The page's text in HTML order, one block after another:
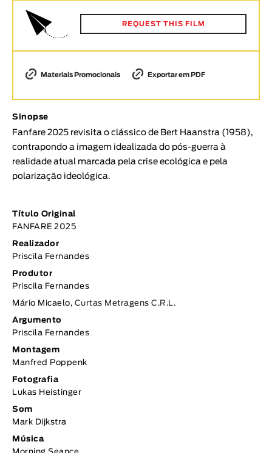
Animar
DURAÇÃO
GÉNERO
Ficção
Animação
Experimental
Documentário
Tópicos selecionados
REQUEST THIS FILM
Materiais Promocionais Exportar em PDF
Sinopse
Fanfare 2025 revisita o clássico de Bert Haanstra (1958),
contrapondo a imagem idealizada do pós-guerra à
realidade atual marcada pela crise ecológica e pela
polarização ideológica.
Título Original
FANFARE 2025
Realizador
Priscila Fernandes
Produtor
Priscila Fernandes
Mário Micaelo, Curtas Metragens C.R.L.
Argumento
Priscila Fernandes
Montagem
Manfred Poppenk
Fotografia
Lukas Heistinger
Som
Mark Dijkstra
Música